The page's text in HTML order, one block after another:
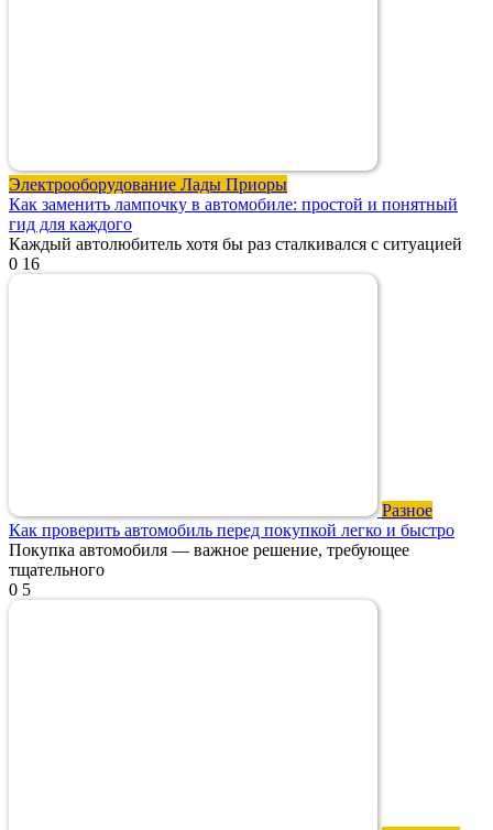
Электрооборудование Лады Приоры
Как заменить лампочку в автомобиле: простой и понятный
гид для каждого
Каждый автолюбитель хотя бы раз сталкивался с ситуацией
0 16
Разное
Как проверить автомобиль перед покупкой легко и быстро
Покупка автомобиля — важное решение, требующее
тщательного
0 5